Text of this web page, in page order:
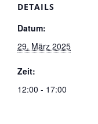
DETAILS
Datum:
29. März 2025
Zeit:
12:00 - 17:00